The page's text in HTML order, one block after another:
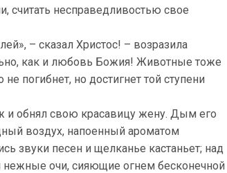
считать несправедливостью свое
– сказал Христос! – возразила
как и любовь Божия! Животные тоже
погибнет, но достигнет той ступени
и обнял свою красавицу жену. Дым его
воздух, напоенный ароматом
звуки песен и щелканье кастаньет; над
нежные очи, сияющие огнем бесконечной